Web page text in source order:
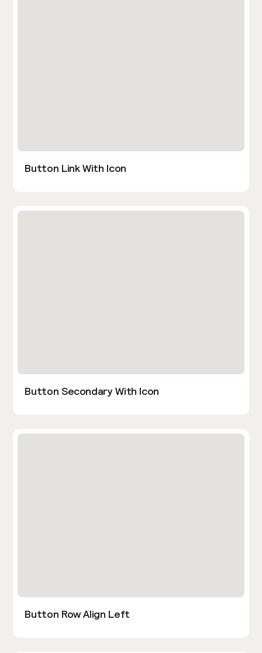
Button Link With Icon
Button Secondary With Icon
Button Row Align Left